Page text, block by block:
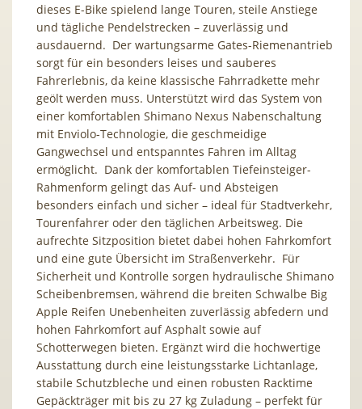
dieses E-Bike spielend lange Touren, steile Anstiege
und tägliche Pendelstrecken – zuverlässig und
ausdauernd. Der wartungsarme Gates-Riemenantrieb
sorgt für ein besonders leises und sauberes
Fahrerlebnis, da keine klassische Fahrradkette mehr
geölt werden muss. Unterstützt wird das System von
einer komfortablen Shimano Nexus Nabenschaltung
mit Enviolo-Technologie, die geschmeidige
Gangwechsel und entspanntes Fahren im Alltag
ermöglicht. Dank der komfortablen Tiefeinsteiger-
Rahmenform gelingt das Auf- und Absteigen
besonders einfach und sicher – ideal für Stadtverkehr,
Tourenfahrer oder den täglichen Arbeitsweg. Die
aufrechte Sitzposition bietet dabei hohen Fahrkomfort
und eine gute Übersicht im Straßenverkehr. Für
Sicherheit und Kontrolle sorgen hydraulische Shimano
Scheibenbremsen, während die breiten Schwalbe Big
Apple Reifen Unebenheiten zuverlässig abfedern und
hohen Fahrkomfort auf Asphalt sowie auf
Schotterwegen bieten. Ergänzt wird die hochwertige
Ausstattung durch eine leistungsstarke Lichtanlage,
stabile Schutzbleche und einen robusten Racktime
Gepäckträger mit bis zu 27 kg Zuladung – perfekt für